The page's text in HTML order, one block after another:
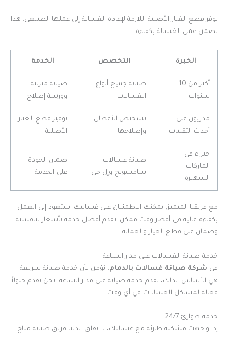
نوفر قطع الغيار الأصلية اللازمة لإعادة الغسالة إلى عملها الطبيعي. هذا
يضمن عمل الغسالة بكفاءة.
الخبرة التخصص الخدمة
أكثر من 10
سنوات
صيانة جميع أنواع
الغسالات
صيانة منزلية
وورشة إصلاح
مدربون على
أحدث التقنيات
تشخيص الأعطال
وإصلاحها
توفير قطع الغيار
الأصلية
خبراء في
الماركات
الشهيرة
صيانة غسالات
سامسونج وإل جي
ضمان الجودة
على الخدمة
مع فريقنا المتميز، يمكنك الاطمئنان على غسالتك. ستعود إلى العمل
بكفاءة عالية في أقصر وقت ممكن. نقدم أفضل خدمة بأسعار تنافسية
وضمان على قطع الغيار والعمالة.
خدمة صيانة الغسالات على مدار الساعة
في شركة صيانة غسالات بالدمام، نؤمن بأن خدمة صيانة سريعة
هي الأساس. لذلك، نقدم خدمة صيانة على مدار الساعة. نحن نقدم حلولاً
فعالة لمشاكل الغسالات في أي وقت.
خدمة طوارئ 24/7
إذا واجهت مشكلة طارئة مع غسالتك، لا تقلق. لدينا فريق صيانة متاح